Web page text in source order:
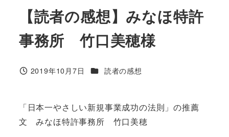
【読者の感想】みなほ特許
事務所 竹口美穂様
2019年10月7日 読者の感想
「日本一やさしい新規事業成功の法則」の推薦
文 みなほ特許事務所 竹口美穂